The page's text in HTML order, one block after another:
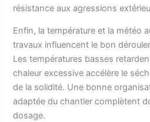
résistance aux agressions
Enfin, la température et la météo
travaux influencent le bon
Les températures basses
chaleur excessive accélère le
de la solidité. Une bonne
adaptée du chantier complètent
dosage.